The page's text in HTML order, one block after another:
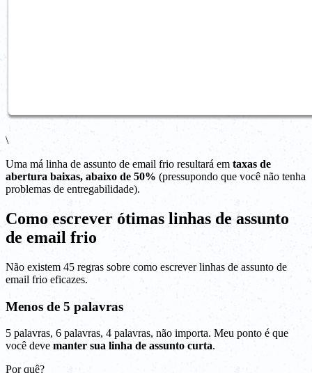
\
Uma má linha de assunto de email frio resultará em taxas de
abertura baixas, abaixo de 50% (pressupondo que você não tenha
problemas de entregabilidade).
Como escrever ótimas linhas de assunto
de email frio
Não existem 45 regras sobre como escrever linhas de assunto de
email frio eficazes.
Menos de 5 palavras
5 palavras, 6 palavras, 4 palavras, não importa. Meu ponto é que
você deve manter sua linha de assunto curta.
Por quê?